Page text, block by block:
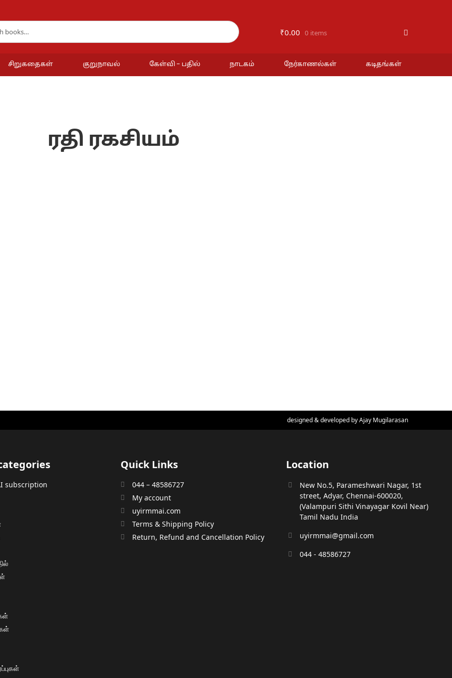
₹0.00 0 items
சிறுகதைகள் குறுநாவல் கேள்வி – பதில் நாடகம் நேர்காணல்கள் கடிதங்கள்
ரதி ரகசியம்
designed & developed byAjay Mugilarasan
subscription
Quick Links
044 – 48586727
My account
uyirmmai.com
Terms & Shipping Policy
Return, Refund and Cancellation Policy
Location
New No.5, Parameshwari Nagar, 1st
street, Adyar, Chennai-600020,
(Valampuri Sithi Vinayagar Kovil Near)
Tamil Nadu India
uyirmmai@gmail.com
044 - 48586727